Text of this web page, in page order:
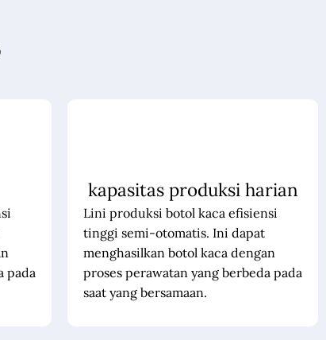
pada
kapasitas produksi harian
Lini produksi botol kaca efisiensi
tinggi semi-otomatis. Ini dapat
menghasilkan botol kaca dengan
proses perawatan yang berbeda pada
saat yang bersamaan.